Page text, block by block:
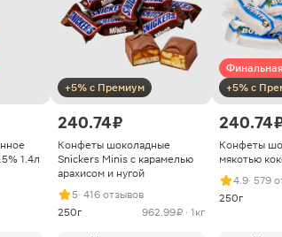
1.4л
+5% с Премиум
240.74 ₽
Конфеты шоколадные
Snickers Minis с карамелью
арахисом и нугой
5· 416 отзывов
250г
962.99 ₽ · 1кг
+5% с
240.74
Конфеты
мякотью
4.9· 579
250г